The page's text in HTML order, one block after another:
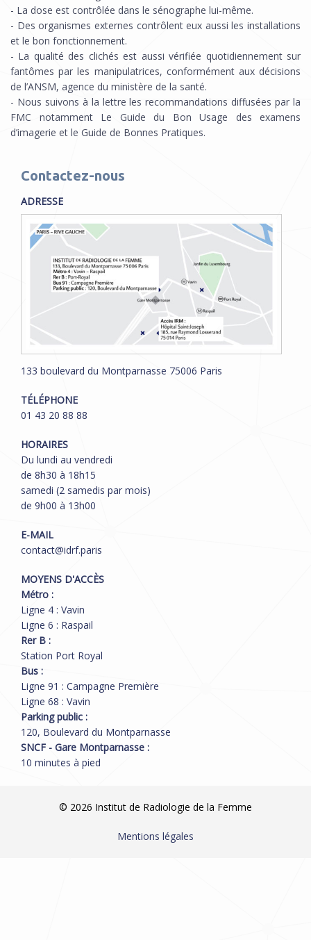
- La dose est contrôlée dans le sénographe lui-même.
- Des organismes externes contrôlent eux aussi les installations
et le bon fonctionnement.
- La qualité des clichés est aussi vérifiée quotidiennement sur
fantômes par les manipulatrices, conformément aux décisions
de l’ANSM, agence du ministère de la santé.
- Nous suivons à la lettre les recommandations diffusées par la
FMC notamment Le Guide du Bon Usage des examens
d’imagerie et le Guide de Bonnes Pratiques.
Contactez-nous
ADRESSE
133 boulevard du Montparnasse 75006 Paris
TÉLÉPHONE
01 43 20 88 88
HORAIRES
Du lundi au vendredi
de 8h30 à 18h15
samedi (2 samedis par mois)
de 9h00 à 13h00
E-MAIL
contact@idrf.paris
MOYENS D'ACCÈS
Métro :
Ligne 4 : Vavin
Ligne 6 : Raspail
Rer B :
Station Port Royal
Bus :
Ligne 91 : Campagne Première
Ligne 68 : Vavin
Parking public :
120, Boulevard du Montparnasse
SNCF - Gare Montparnasse :
10 minutes à pied
© 2026 Institut de Radiologie de la Femme
Mentions légales